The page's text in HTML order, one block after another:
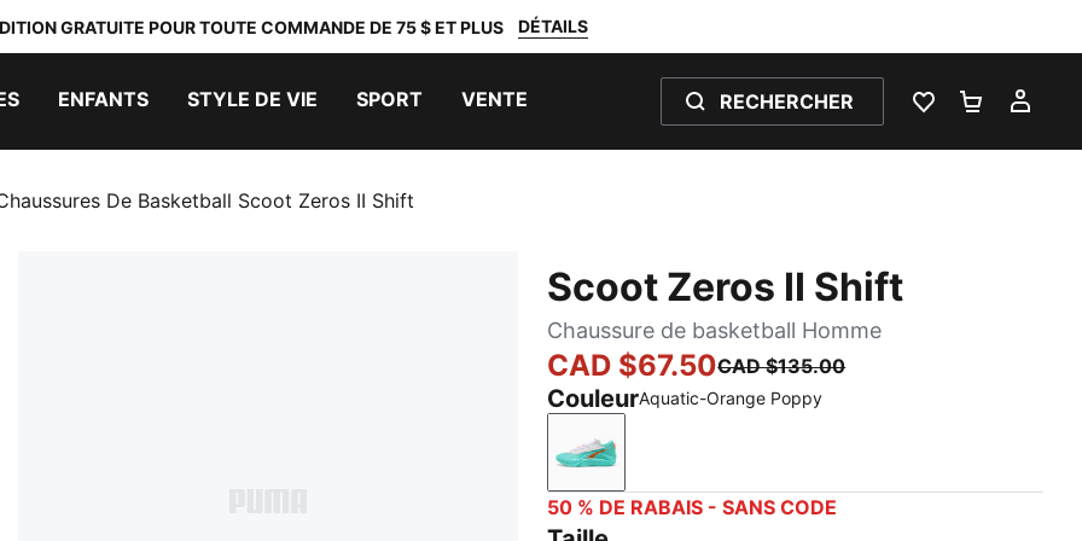
GRATUITE POUR TOUTE COMMANDE DE 75 $ ET PLUS DÉTAILS
ENFANTS STYLE DE VIE SPORT VENTE RECHERCHER
LISTE DEPANIER 0
De Basketball Scoot Zeros II Shift
Scoot Zeros II Shift
Chaussure de basketball Homme
CAD $67.50CAD $135.00
CouleurAquatic-Orange Poppy
Aquatic-Orange Poppy
50 % DE RABAIS - SANS CODE